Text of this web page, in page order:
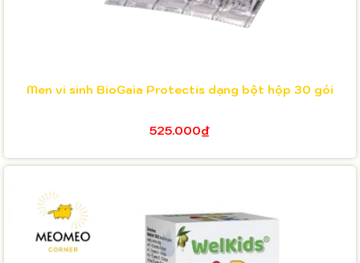
Men vi sinh BioGaia Protectis dạng bột hộp 30 gói
525.000₫